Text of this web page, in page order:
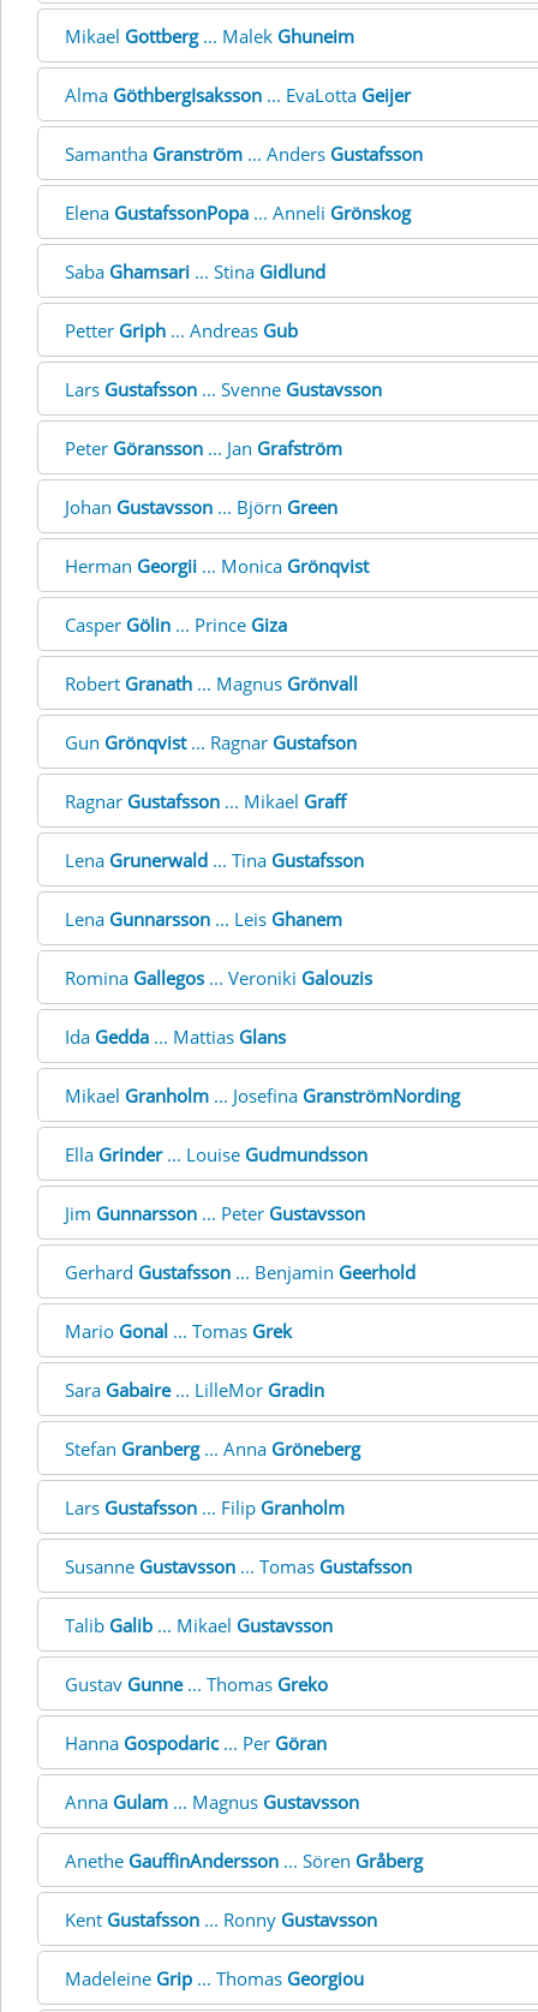
Mikael Gottberg... Malek Ghuneim
Alma GöthbergIsaksson ... EvaLotta Geijer
Samantha Granström ... Anders Gustafsson
Elena GustafssonPopa ... Anneli Grönskog
Saba Ghamsari ... Stina Gidlund
Petter Griph ... Andreas Gub
Lars Gustafsson ... Svenne Gustavsson
Peter Göransson ... Jan Grafström
Johan Gustavsson ... Björn Green
Herman Georgii ... Monica Grönqvist
Casper Gölin ... Prince Giza
Robert Granath ... Magnus Grönvall
Gun Grönqvist... Ragnar Gustafson
Ragnar Gustafsson ... Mikael Graff
Lena Grunerwald ... Tina Gustafsson
Lena Gunnarsson ... Leis Ghanem
Romina Gallegos ... Veroniki Galouzis
Ida Gedda ... Mattias Glans
Mikael Granholm ... Josefina GranströmNording
Ella Grinder... Louise Gudmundsson
Jim Gunnarsson ... Peter Gustavsson
Gerhard Gustafsson ... Benjamin Geerhold
Mario Gonal ... Tomas Grek
Sara Gabaire... LilleMor Gradin
Stefan Granberg... Anna Gröneberg
Lars Gustafsson ... Filip Granholm
Susanne Gustavsson ... Tomas Gustafsson
Talib Galib ... Mikael Gustavsson
Gustav Gunne... Thomas Greko
Hanna Gospodaric... Per Göran
Anna Gulam ... Magnus Gustavsson
Anethe GauffinAndersson ... Sören Gråberg
Kent Gustafsson ... Ronny Gustavsson
Madeleine Grip ... Thomas Georgiou